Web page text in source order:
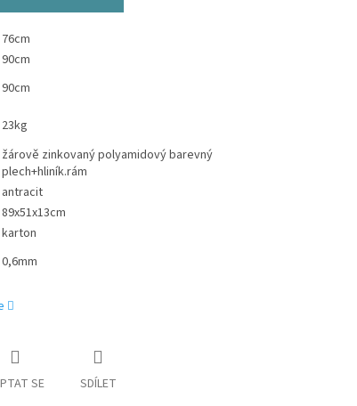
76cm
90cm
90cm
23kg
žárově zinkovaný polyamidový barevný
plech+hliník.rám
antracit
89x51x13cm
karton
0,6mm
SE SDÍLET